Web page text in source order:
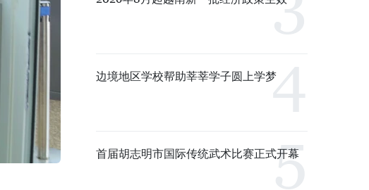
边境地区学校帮助莘莘学子圆上学梦
首届胡志明市国际传统武术比赛正式开幕